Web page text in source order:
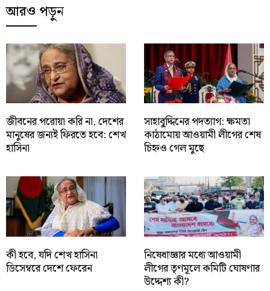
আরও পড়ুন
জীবনের পরোয়া করি না, দেশের
মানুষের জন্যই ফিরতে হবে: শেখ
হাসিনা
সাহাবু্দ্দিনের পদত্যাগ: ক্ষমতা
কাঠামোয় আওয়ামী লীগের শেষ
চিহ্নও গেল মুছে
কী হবে, যদি শেখ হাসিনা
ডিসেম্বরে দেশে ফেরেন
নিষেধাজ্ঞার মধ্যে আওয়ামী
লীগের তৃণমূলে কমিটি ঘোষণার
উদ্দেশ্য কী?